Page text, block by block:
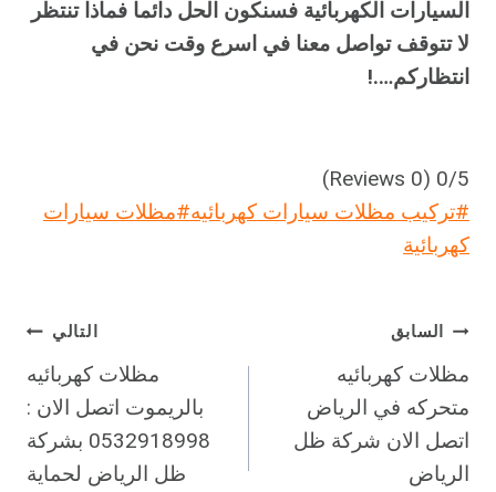
السيارات الكهربائية فسنكون الحل دائما فماذا تنتظر
لا تتوقف تواصل معنا في اسرع وقت نحن في
انتظاركم….!
0/5
(0 Reviews)
وسوم
المقال:
#تركيب مظلات سيارات كهربائيه#مظلات سيارات
كهربائية
تصفّح
المقالات
السابق
مظلات كهربائيه
متحركه في الرياض
اتصل الان شركة ظل
الرياض
التالي
مظلات كهربائيه
بالريموت اتصل الان :
0532918998 بشركة
ظل الرياض لحماية